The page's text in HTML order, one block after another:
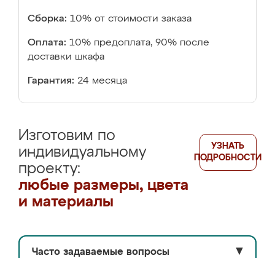
Сборка: 10% от стоимости заказа
Оплата: 10% предоплата, 90% после
доставки шкафа
Гарантия: 24 месяца
Изготовим по
индивидуальному
проекту:
любые размеры, цвета
и материалы
УЗНАТЬ
ПОДРОБНОСТИ
Часто задаваемые вопросы ▼